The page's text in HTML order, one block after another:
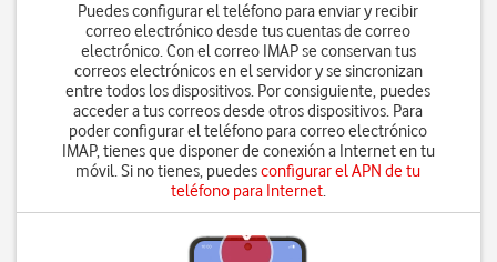
Puedes configurar el teléfono para enviar y recibir
correo electrónico desde tus cuentas de correo
electrónico. Con el correo IMAP se conservan tus
correos electrónicos en el servidor y se sincronizan
entre todos los dispositivos. Por consiguiente, puedes
acceder a tus correos desde otros dispositivos. Para
poder configurar el teléfono para correo electrónico
IMAP, tienes que disponer de conexión a Internet en tu
móvil. Si no tienes, puedesconfigurar el APN de tu
teléfono para Internet.